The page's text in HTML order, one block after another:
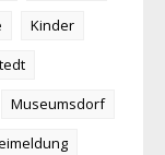
Kinder
Museumsdorf